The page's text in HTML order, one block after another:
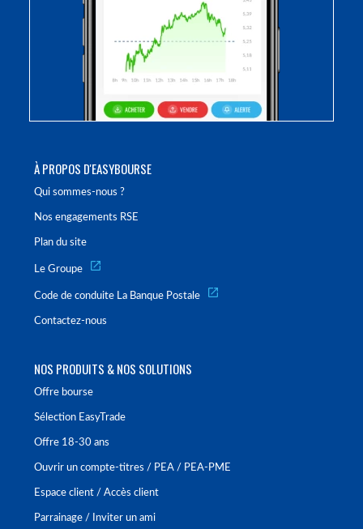
À PROPOS D'EASYBOURSE
Qui sommes-nous ?
Nos engagements RSE
Plan du site
Le Groupe
Code de conduite La Banque Postale
Contactez-nous
NOS PRODUITS & NOS SOLUTIONS
Offre bourse
Sélection EasyTrade
Offre 18-30 ans
Ouvrir un compte-titres / PEA / PEA-PME
Espace client / Accès client
Parrainage / Inviter un ami